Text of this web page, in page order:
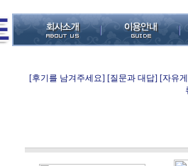
[후기를 남겨주세요] [질문과 대답] [자유